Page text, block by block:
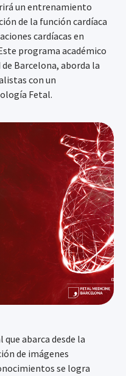
un entrenamiento
de la función cardíaca
cardíacas en
programa académico
Barcelona, aborda la
con un
Fetal.
abarca desde la
de imágenes
se logra